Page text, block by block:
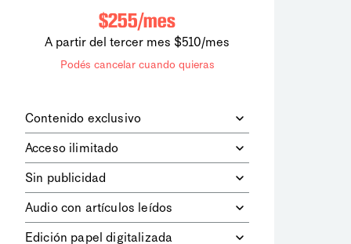
$255/mes
A partir del tercer mes $510/mes
Podés cancelar cuando quieras
Contenido exclusivo
digitales dela diaria
los contenidos de Le Monde
diplomatique.
Acceso ilimitado
contenidos.
Sin publicidad
publicitarios.
Audio con artículos leídos
Edición papel digitalizada